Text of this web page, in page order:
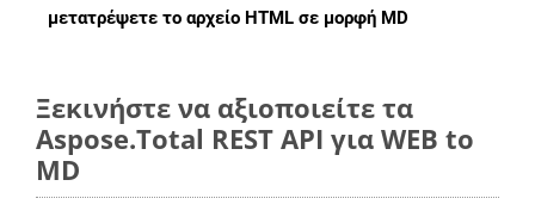
μετατρέψετε το αρχείο HTML σε μορφή MD
Ξεκινήστε να αξιοποιείτε τα
Aspose.Total REST API για WEB to
MD